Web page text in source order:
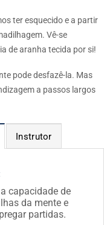
ter esquecido e a partir
Vê-se
de aranha tecida por si!
pode desfazê-la. Mas
a passos largos
Instrutor
capacidade de
da mente e
partidas.